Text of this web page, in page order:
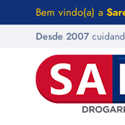
Bem vindo(a) a
Desde 2007